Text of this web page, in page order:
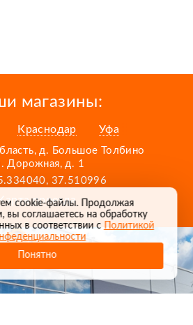
магазины:
Краснодар Уфа
д. Большое Толбино
Дорожная, д. 1
37.510996
проезда
cookie-файлы. Продолжая
вы соглашаетесь на обработку
в соответствии сПолитикой
Понятно